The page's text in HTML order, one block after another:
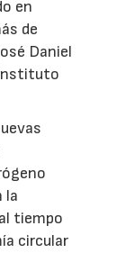
en
de
Daniel
la
tiempo
circular